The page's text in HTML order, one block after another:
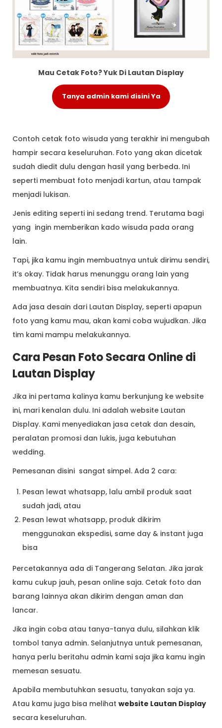
Mau Cetak Foto? Yuk Di Lautan Display
Tanya admin kami disini Ya
Contoh cetak foto wisuda yang terakhir ini mengubah
hampir secara keseluruhan. Foto yang akan dicetak
sudah diedit dulu dengan hasil yang berbeda. Ini
seperti membuat foto menjadi kartun, atau tampak
menjadi lukisan.
Jenis editing seperti ini sedang trend. Terutama bagi
yang ingin memberikan kado wisuda pada orang
lain.
Tapi, jika kamu ingin membuatnya untuk dirimu sendiri,
it’s okay. Tidak harus menunggu orang lain yang
membuatnya. Kita sendiri bisa melakukannya.
Ada jasa desain dari Lautan Display, seperti apapun
foto yang kamu mau, akan kami coba wujudkan. Jika
tim kami mampu melakukannya.
Cara Pesan Foto Secara Online di
Lautan Display
Jika ini pertama kalinya kamu berkunjung ke website
ini, mari kenalan dulu. Ini adalah website Lautan
Display. Kami menyediakan jasa cetak dan desain,
peralatan promosi dan lukis, juga kebutuhan
wedding.
Pemesanan disini sangat simpel. Ada 2 cara:
Pesan lewat whatsapp, lalu ambil produk saat
sudah jadi, atau
Pesan lewat whatsapp, produk dikirim
menggunakan ekspedisi, same day & instant juga
bisa
Percetakannya ada di Tangerang Selatan. Jika jarak
kamu cukup jauh, pesan online saja. Cetak foto dan
barang lainnya akan dikirim dengan aman dan
lancar.
Jika ingin coba atau tanya-tanya dulu, silahkan klik
tombol tanya admin. Selanjutnya untuk pemesanan,
hanya perlu beritahu admin kami saja jika kamu ingin
memesan sesuatu.
Apabila membutuhkan sesuatu, tanyakan saja ya.
Atau kamu juga bisa melihat website Lautan Display
secara keseluruhan.